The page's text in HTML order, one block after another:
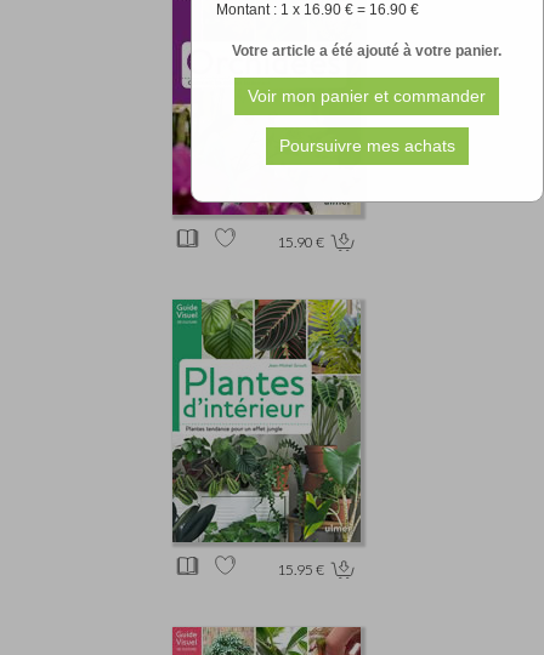
Montant : 1 x 16.90 € = 16.90 €
Votre article a été ajouté à votre panier.
15.90 €
15.95 €